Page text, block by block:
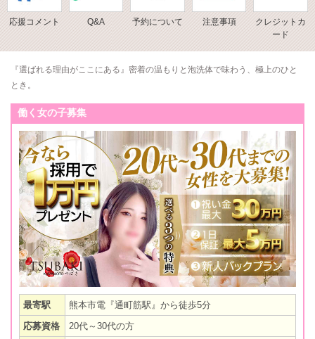
応援コメント Q&A 予約について 注意事項
クレジットカ
ード
『選ばれる理由がここにある』密着の温もりと泡洗体で味わう、極上のひと
とき。
働く女の子募集
最寄駅
熊本市電『通町筋駅』から徒歩5分
応募資格
20代～30代の方